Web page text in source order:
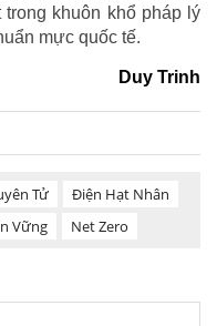
khuôn khổ pháp lý
mực quốc tế.
Duy Trinh
Tử
Điện Hạt Nhân
Vững Net Zero